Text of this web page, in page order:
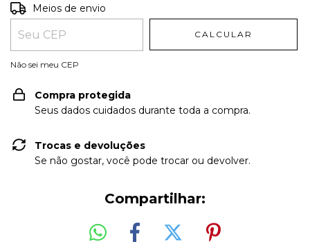
Entregas para o CEP:
Meios de envio
CALCULAR
Não sei meu CEP
Compra protegida
Seus dados cuidados durante toda a compra.
Trocas e devoluções
Se não gostar, você pode trocar ou devolver.
Compartilhar: